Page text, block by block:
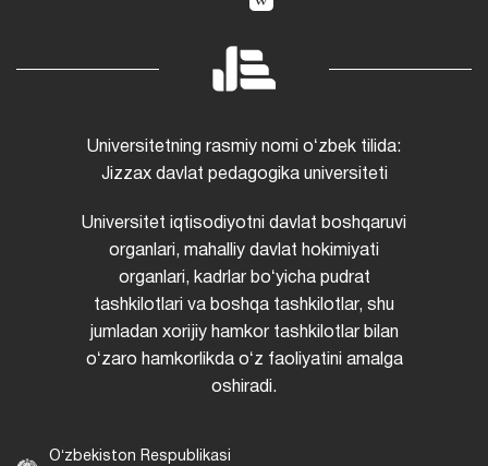
Universitetning rasmiy nomi oʻzbek tilida:
Jizzax davlat pedagogika universiteti
Universitet iqtisodiyotni davlat boshqaruvi
organlari, mahalliy davlat hokimiyati
organlari, kadrlar boʻyicha pudrat
tashkilotlari va boshqa tashkilotlar, shu
jumladan xorijiy hamkor tashkilotlar bilan
oʻzaro hamkorlikda oʻz faoliyatini amalga
oshiradi.
Oʻzbekiston Respublikasi